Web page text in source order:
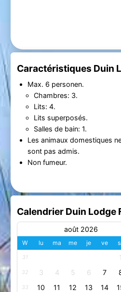
Caractéristiques Duin
Max. 6 personen.
Chambres: 3.
Lits: 4.
Lits superposés.
Salles de bain: 1.
Les animaux domestiques
sont pas admis.
Non fumeur.
Calendrier Duin Lodge
août 2026
W lu ma me je ve
31 1
32 3 4 5 6 7
33 10 11 12 13 14